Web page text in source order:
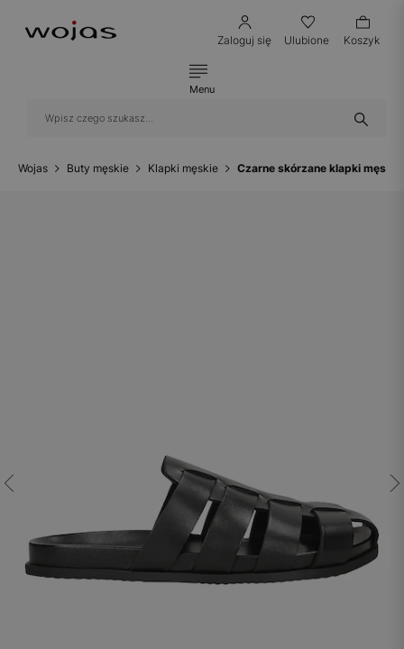
Zaloguj się Ulubione Koszyk
Menu
Wojas Buty męskie Klapki męskie Czarne skórzane klapki